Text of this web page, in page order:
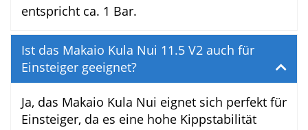
11.5 V2 aufgepumpt werden?
Der empfohlene Druck beträgt 15 PSI. Dies
ist der Standardwert vieler SUP Boards und
entspricht ca. 1 Bar.